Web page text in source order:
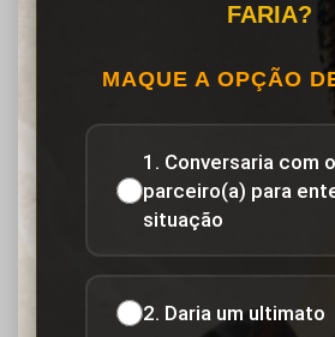
FARIA?
MAQUE A OPÇÃO
1. Conversaria com o
parceiro(a) para
situação
2. Daria um ultimato